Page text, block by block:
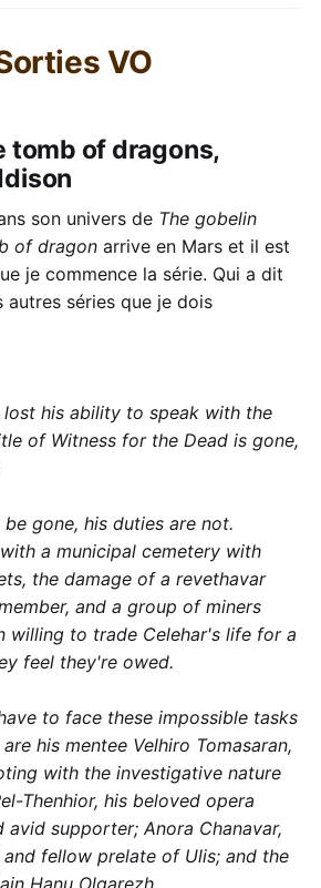
VO
tomb of dragons,
son univers de The gobelin
of dragon arrive en Mars et il est
je commence la série. Qui a dit
autres séries que je dois
lost his ability to speak with the
of Witness for the Dead is gone,
gone, his duties are not.
a municipal cemetery with
the damage of a revethavar
and a group of miners
willing to trade Celehar's life for a
feel they're owed.
to face these impossible tasks
his mentee Velhiro Tomasaran,
with the investigative nature
Thenhior, his beloved opera
supporter; Anora Chanavar,
fellow prelate of Ulis; and the